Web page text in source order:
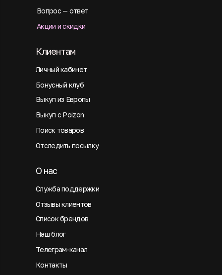
Вопрос — ответ
Акции и скидки
Личный кабинет
Клиентам
Бонусный клуб
Выкуп из Европы
Выкуп с Poizon
Поиск товаров
Отследить посылку
Служба поддержки
О нас
Отзывы клиентов
Список брендов
Наш блог
Телеграм-канал
Контакты